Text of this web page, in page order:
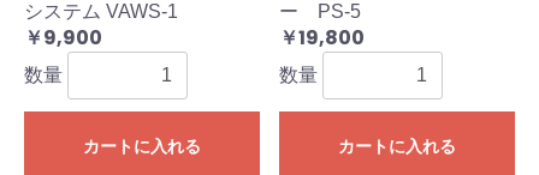
システム VAWS-1
￥9,900
数量
カートに入れる
ー PS-5
￥19,800
数量
カートに入れる